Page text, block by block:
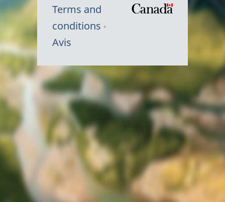
Terms and
conditions
Avis
Canada